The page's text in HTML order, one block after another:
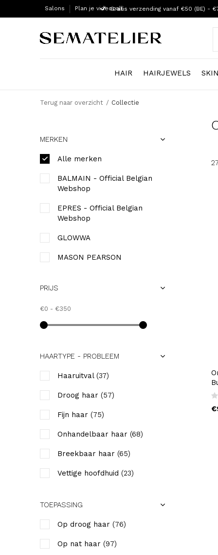
HAIR HAIRJEWELS
Gratis verzending vanaf €50 (BE) -
Salons Plan je videocall
Terug naar overzicht Collectie
MERKEN
Alle merken
BALMAIN - Official Belgian
Webshop
EPRES - Official Belgian
Webshop
GLOWWA
MASON PEARSON
Webshop
PHILIP B. - Official Belgian
PRIJS
€0 - €350
HAARTYPE - PROBLEEM
Haaruitval (37)
Droog haar (57)
Fijn haar (75)
Onhandelbaar haar (68)
Breekbaar haar (65)
Vettige hoofdhuid (23)
TOEPASSING
Op droog haar (76)
Op nat haar (97)